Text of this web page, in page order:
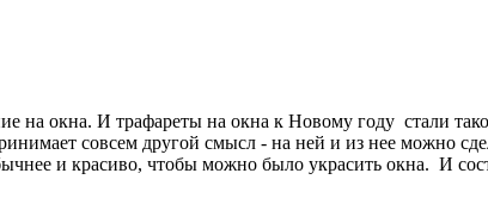
на окна. И трафареты на окна к Новому году стали
совсем другой смысл - на ней и из нее можно
и красиво, чтобы можно было украсить окна. И